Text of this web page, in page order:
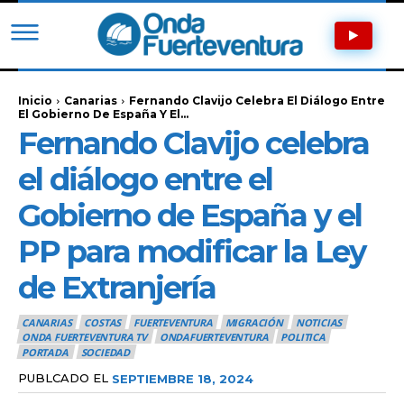
Inicio Canarias
Fernando Clavijo Celebra El Diálogo Entre
El Gobierno De España Y El...
Fernando Clavijo celebra
el diálogo entre el
Gobierno de España y el
PP para modificar la Ley
de Extranjería
CANARIAS COSTAS FUERTEVENTURA MIGRACIÓN
NOTICIAS
ONDA FUERTEVENTURA TV
ONDAFUERTEVENTURA
POLITICA
PORTADA
SOCIEDAD
PUBLCADO EL SEPTIEMBRE 18, 2024